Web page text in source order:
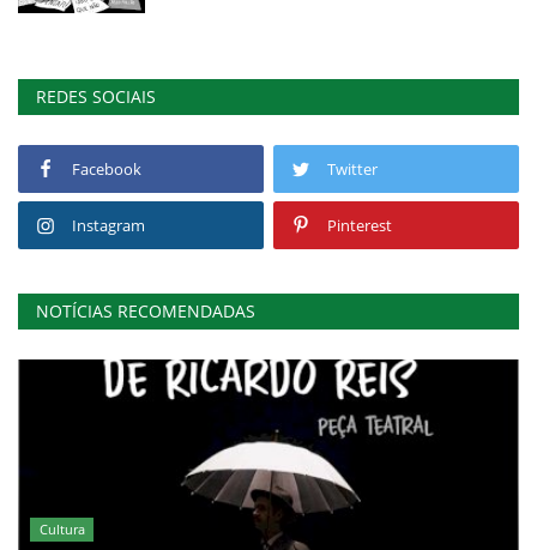
REDES SOCIAIS
Facebook Twitter
Instagram Pinterest
NOTÍCIAS RECOMENDADAS
Cultura